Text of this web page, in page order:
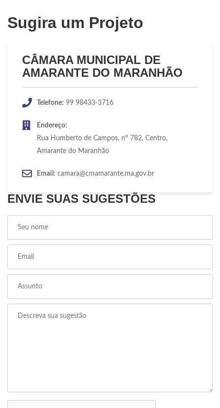
Sugira um Projeto
CÂMARA MUNICIPAL DE
AMARANTE DO MARANHÃO
Telefone: 99 98433-3716
Endereço:
Rua Humberto de Campos, nº 782, Centro,
Amarante do Maranhão
Email: camara@cmamarante.ma.gov.br
ENVIE SUAS SUGESTÕES